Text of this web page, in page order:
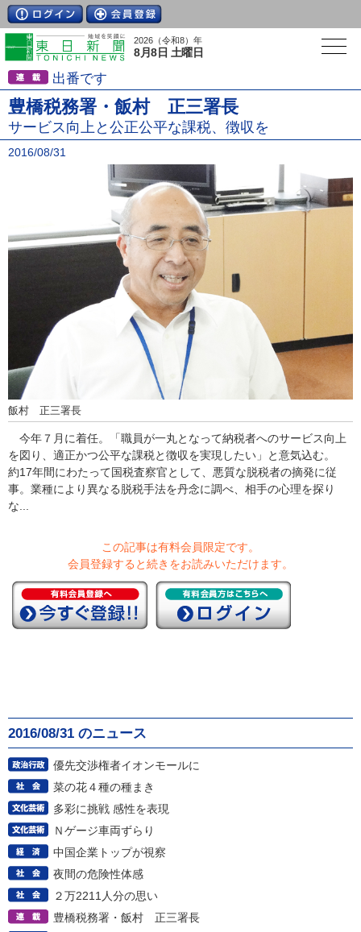
2026（令和8）年
8月8日 土曜日
出番です
豊橋税務署・飯村 正三署長
サービス向上と公正公平な課税、徴収を
2016/08/31
飯村 正三署長
今年７月に着任。「職員が一丸となって納税者へのサービス向上
を図り、適正かつ公平な課税と徴収を実現したい」と意気込む。
約17年間にわたって国税査察官として、悪質な脱税者の摘発に従
事。業種により異なる脱税手法を丹念に調べ、相手の心理を探り
な...
この記事は有料会員限定です。
会員登録すると続きをお読みいただけます。
2016/08/31 のニュース
優先交渉権者イオンモールに
菜の花４種の種まき
多彩に挑戦 感性を表現
Ｎゲージ車両ずらり
中国企業トップが視察
夜間の危険性体感
２万2211人分の思い
豊橋税務署・飯村 正三署長